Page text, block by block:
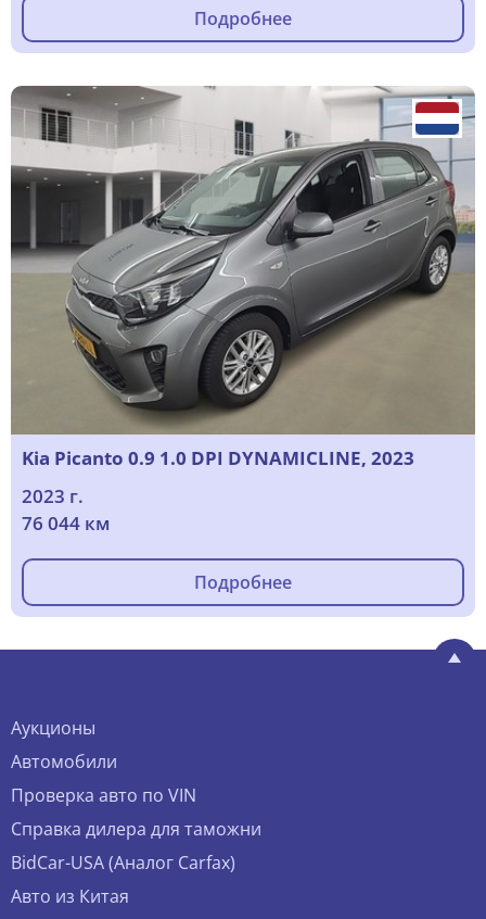
Подробнее
Kia Picanto 0.9 1.0 DPI DYNAMICLINE, 2023
2023 г.
76 044 км
Подробнее
Аукционы
Автомобили
Проверка авто по VIN
Справка дилера для таможни
BidCar-USA (Аналог Carfax)
Авто из Китая